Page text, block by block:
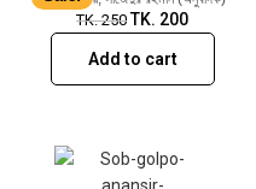
TK.250 TK. 200
Add to cart